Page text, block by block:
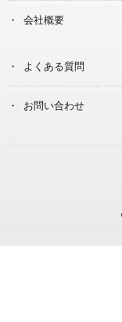
会社概要
よくある質問
お問い合わせ